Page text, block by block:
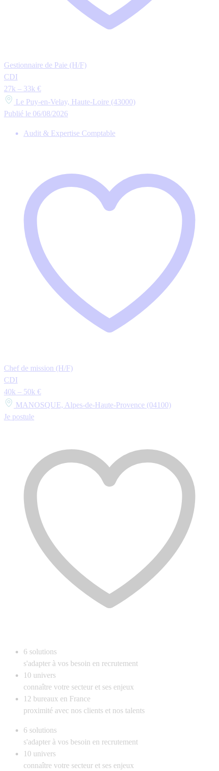
Gestionnaire de Paie (H/F)
CDI
27k – 33k €
Le Puy-en-Velay, Haute-Loire (43000)
Publié le 06/08/2026
Audit & Expertise Comptable
Chef de mission (H/F)
CDI
40k – 50k €
MANOSQUE, Alpes-de-Haute-Provence (04100)
Je postule
6 solutions
s'adapter à vos besoin en recrutement
10 univers
connaître votre secteur et ses enjeux
12 bureaux en France
proximité avec nos clients et nos talents
6 solutions
s'adapter à vos besoin en recrutement
10 univers
connaître votre secteur et ses enjeux